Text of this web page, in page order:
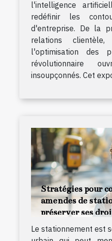
l'intelligence
redéfinir les
d'entreprise. De la
relations
l'optimisation des
révolutionnaire
insoupçonnés. Cet
Stratégies pour
amendes de
préserver ses
Le stationnement est